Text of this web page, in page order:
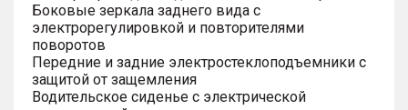
Боковые зеркала заднего вида с
электрорегулировкой и повторителями
поворотов
Передние и задние электростеклоподъемники с
защитой от защемления
Водительское сиденье с электрической